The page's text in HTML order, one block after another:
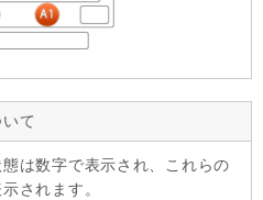
て
は数字で表示され、これらの
されます。